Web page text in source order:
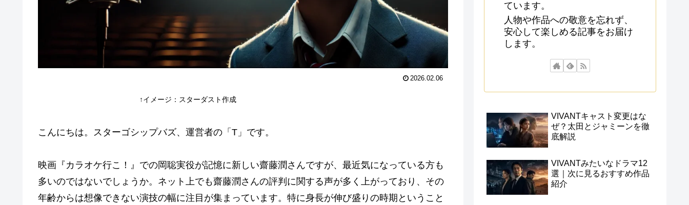
2026.02.06
↑イメージ：スターダスト作成
こんにちは。スターゴシップバズ、運営者の「T」です。
映画『カラオケ行こ！』での岡聡実役が記憶に新しい齋藤潤さんですが、最近気になっている方も
多いのではないでしょうか。ネット上でも齋藤潤さんの評判に関する声が多く上がっており、その
年齢からは想像できない演技の幅に注目が集まっています。特に身長が伸び盛りの時期ということ
ています。
人物や作品への敬意を忘れず、
安心して楽しめる記事をお届け
します。
VIVANTキャスト変更はな
ぜ？太田とジャミーンを徹
底解説
VIVANTみたいなドラマ12
選｜次に見るおすすめ作品
紹介